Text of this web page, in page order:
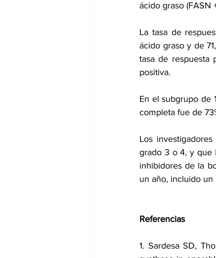
ácido graso (FASN
La tasa de
ácido graso y de
tasa de respuesta
positiva.
En el subgrupo de
completa fue de
Los
grado 3 o 4, y que
inhibidores de la
un año, incluido
Referencias
1. Sardesa SD,